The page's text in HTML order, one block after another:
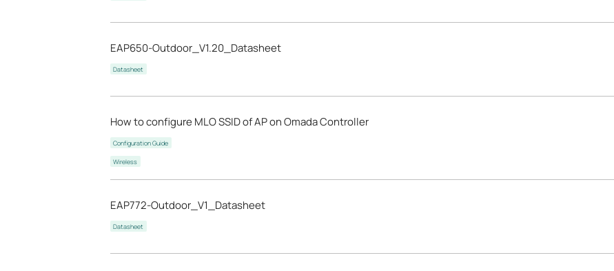
EAP650-Outdoor_V1.20_Datasheet
Datasheet
How to configure MLO SSID of AP on Omada Controller
Configuration Guide
Wireless
EAP772-Outdoor_V1_Datasheet
Datasheet